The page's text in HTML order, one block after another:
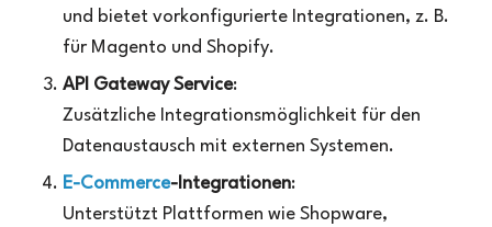
und bietet vorkonfigurierte Integrationen, z. B.
für Magento und Shopify.
API Gateway Service:
Zusätzliche Integrationsmöglichkeit für den
Datenaustausch mit externen Systemen.
E-Commerce-Integrationen:
Unterstützt Plattformen wie Shopware,